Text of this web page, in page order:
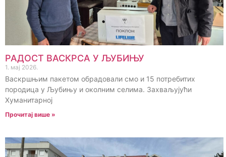
РАДОСТ ВАСКРСА У ЉУБИЊУ
1. мај 2026.
Васкршњим пакетом обрадовали смо и 15 потребитих
породица у Љубињу и околним селима. Захваљујући
Хуманитарној
Прочитај више »